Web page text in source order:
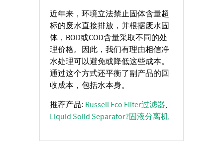
近年来，环境立法禁止固体含量超
标的废水直接排放，并根据废水固
体，BOD或COD含量采取不同的处
理价格。因此，我们有理由相信净
水处理可以避免或降低这些成本。
通过这个方式还平衡了副产品的回
收成本，包括水本身。
推荐产品: Russell Eco Filter过滤器,
Liquid Solid Separator?固液分离机